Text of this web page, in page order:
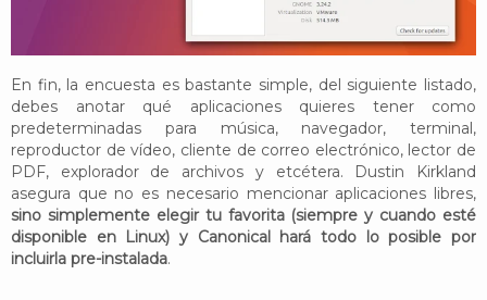
En fin, la encuesta es bastante simple, del siguiente listado,
debes anotar qué aplicaciones quieres tener como
predeterminadas para música, navegador, terminal,
reproductor de vídeo, cliente de correo electrónico, lector de
PDF, explorador de archivos y etcétera. Dustin Kirkland
asegura que no es necesario mencionar aplicaciones libres,
sino simplemente elegir tu favorita (siempre y cuando esté
disponible en Linux) y Canonical hará todo lo posible por
incluirla pre-instalada.